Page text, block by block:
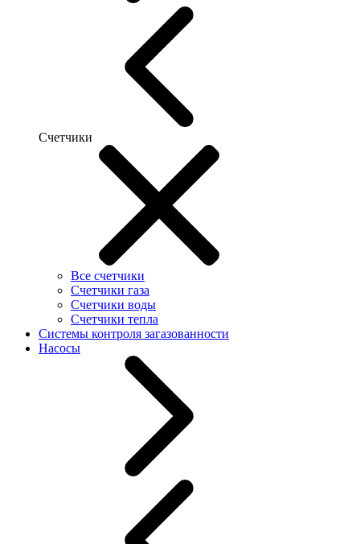
Счетчики
Все счетчики
Счетчики газа
Счетчики воды
Счетчики тепла
Системы контроля загазованности
Насосы